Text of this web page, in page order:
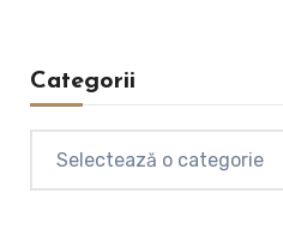
Categorii